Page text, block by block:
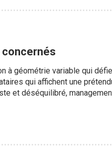
concernés
géométrie variable qui
qui affichent une
et déséquilibré,